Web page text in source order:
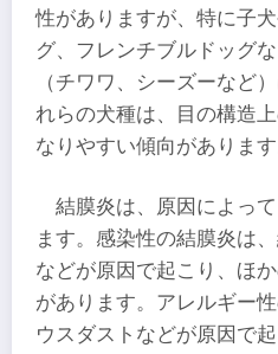
性がありますが、特に子
グ、フレンチブルドッグ
（チワワ、シーズーなど
れらの犬種は、目の構造
なりやすい傾向があります
結膜炎は、原因によっ
ます。感染性の結膜炎は
などが原因で起こり、ほ
があります。アレルギー
ウスダストなどが原因で